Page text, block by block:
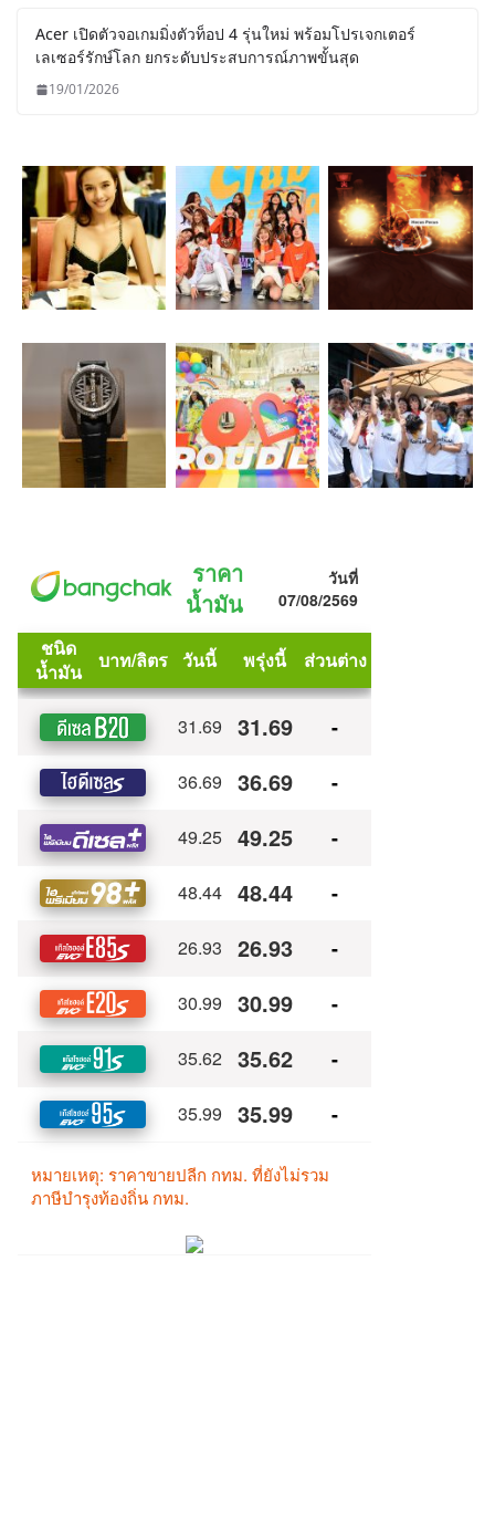
Acer เปิดตัวจอเกมมิ่งตัวท็อป 4 รุ่นใหม่ พร้อมโปรเจกเตอร์
เลเซอร์รักษ์โลก ยกระดับประสบการณ์ภาพขั้นสุด
19/01/2026